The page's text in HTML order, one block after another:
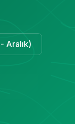
Aralık)